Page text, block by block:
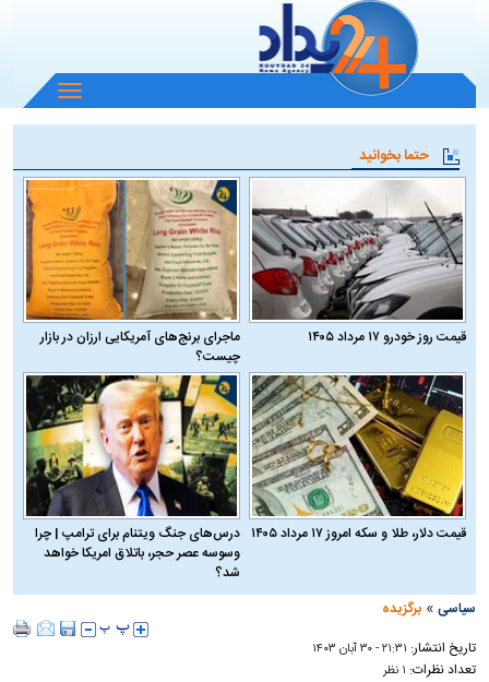
باز
و
منو
حتما بخوانید
قیمت روز خودرو ۱۷ مرداد ۱۴۰۵
ماجرای برنج‌های آمریکایی ارزان در بازار
چیست؟
قیمت دلار، طلا و سکه امروز ۱۷ مرداد ۱۴۰۵
درس‌های جنگ ویتنام برای ترامپ | چرا
وسوسه عصر حجر، باتلاق امریکا خواهد
شد؟
سیاسی »برگزیده
تاریخ انتشار: ۲۱:۳۱ - ۳۰ آبان ۱۴۰۳
تعداد نظرات: ۱ نظر